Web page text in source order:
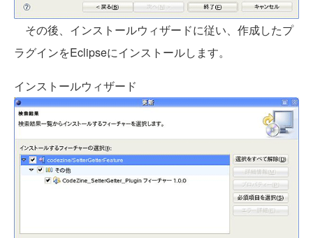
その後、インストールウィザードに従い、作成したプ
ラグインをEclipseにインストールします。
インストールウィザード